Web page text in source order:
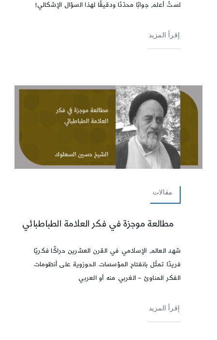
لستُ أعلم جوابًا محدّدًا ودقيقًا لهذا السؤال الإشكالي!
إقرأ المزيد
مقالات
مطالعة موجزة في فكر العلامة الطباطبائي
شهد العالم الإسلامي في القرن العشرين حراكًا فكريًا
فريدًا تمثّل بانفتاح المؤسسات الحوزوية على أنظومات
الفكر المناوئ – الغربي منه أو العربي
إقرأ المزيد